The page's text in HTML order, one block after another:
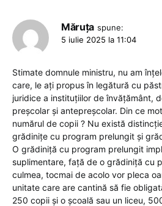
Măruța spune:
5 iulie 2025 la 11:04
Stimate domnule ministru, nu am
care, le ați propus în legătură cu
juridice a instituțiilor de învățământ,
preșcolar și antepreșcolar. Din ce
numărul de copii ? Nu există
grădinițe cu program prelungit și
O grădiniță cu program prelungit
suplimentare, față de o grădiniță cu
culmea, tocmai de acolo vor pleca
unitate care are cantină să fie
250 copii și o școală sau un liceu,